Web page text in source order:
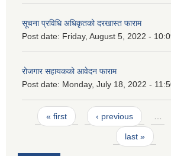
सूचना प्रविधि अधिकृतको दरखास्त फाराम
Post date: Friday, August 5, 2022 -
रोजगार सहायकको आवेदन फाराम
Post date: Monday, July 18, 2022 -
Pages
« first ‹ previous …
last »